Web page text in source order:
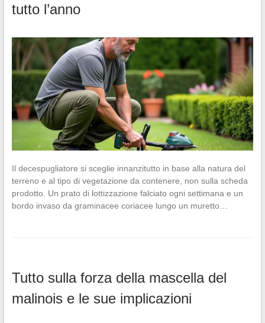
tutto l’anno
Il decespugliatore si sceglie innanzitutto in base alla natura del
terreno e al tipo di vegetazione da contenere, non sulla scheda
prodotto. Un prato di lottizzazione falciato ogni settimana e un
bordo invaso da graminacee coriacee lungo un muretto…
Tutto sulla forza della mascella del
malinois e le sue implicazioni